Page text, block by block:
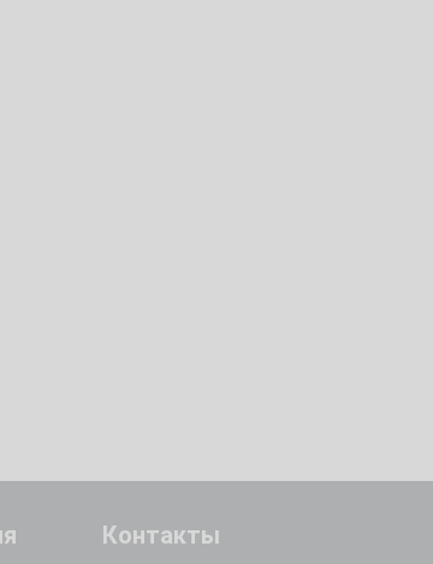
Контакты